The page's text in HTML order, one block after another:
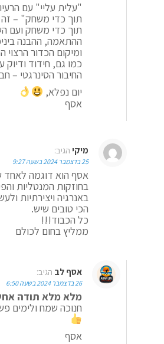
"עלית עליי" עם
תוך כדי משחק" –
תוך כדי משחק ועם
ההתאמה, ההבנה
ומיקום הכדור
כמו גם, חידוד ודיוק
החיבור הסינרגטי –
יום נפלא,
אסף
מיקי הגיב:
25 בדצמבר 2024 בשעה 9:27
אסף הוא דוגמה
בחוזקות המנטליות
באנרגיה ויצירתיות
הכי טובים שיש.
כל הכבוד!!!
ממליץ בחום לכולם
אסף לב הגיב:
26 בדצמבר 2024 בשעה 6:50
מלא מלא תודה
חנוכה שמח ולימים
אסף